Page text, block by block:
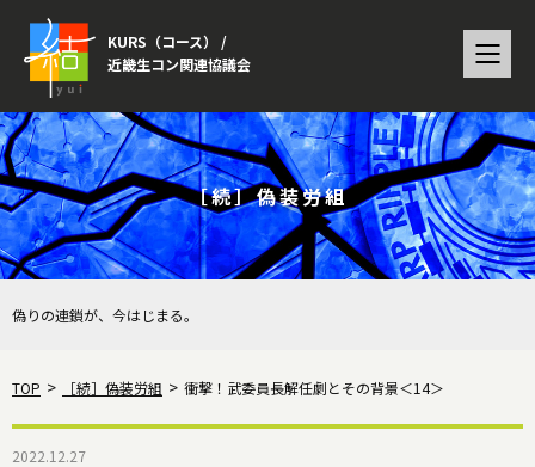
KURS（コース） /
近畿生コン関連協議会
［続］偽装労組
偽りの連鎖が、今はじまる。
TOP ［続］偽装労組 衝撃！武委員長解任劇とその背景＜14＞
2022.12.27